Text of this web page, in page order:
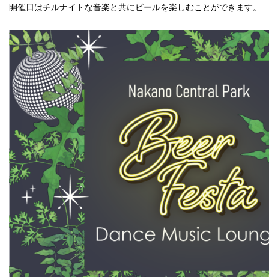
開催日はチルナイトな音楽と共にビールを楽しむことができます。